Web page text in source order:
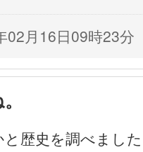
02月16日09時23分
歴史を調べまし